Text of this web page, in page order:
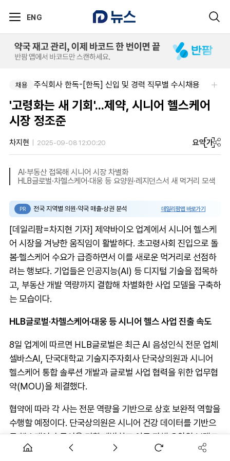
ENG
채용 주식회사 제이앤에스메디칼-도매약사님을 모십니다.
채용 주식회사 한독-[한독] 신입 및 경력 직무별 수시채용
'고령화는 새 기회'...제약, 시니어 헬스케어
시장 정조준
차지현 2025-09-08 12:00:20 요약가
AI·부동산 접목해 시니어 시장 차별화
HLB글로벌·차헬스케어·대웅 등 요양원·레지던스서 새 먹거리 모색
PR 전국 지역별 의원·약국 매출·상권 분석 데일리팜맵 바로가기
[데일리팜=차지현 기자] 제약바이오 업계에서 시니어 헬스케
어 시장을 겨냥한 움직임이 활발하다. 초고령사회 진입으로 돌
봄·헬스케어 수요가 급증하면서 이를 새로운 먹거리로 선점하
려는 행보다. 기업들은 인공지능(AI) 등 디지털 기술을 접목하
고, 부동산 개발 역량까지 결합해 차별화한 사업 모델을 구축하
는 모습이다.
HLB글로벌·차헬스케어·대웅 등 시니어 헬스 사업 진출 속도
8일 업계에 따르면 HLB글로벌은 최근 AI 음성인식 전문 업체
셀바스AI, 단국대학교 기술지주자회사 단국상의원과 시니어
헬스케어 통합 솔루션 개발과 글로벌 사업 협력을 위한 업무협
약(MOU)을 체결했다.
협약에 따라 각 사는 전문 역량을 기반으로 상호 보완적 역할을
수행할 예정이다. 단국상의원은 시니어 건강 데이터를 기반으
로 헬스케어 솔루션을 기획·개발하고 이를 자체 요양원 브랜드
'휴앤락요양원', '휴앤락스카이캠퍼스'에 적용, 실증에 나선다.